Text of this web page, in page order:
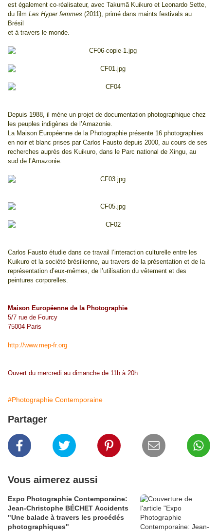
est également co-réalisateur, avec Takumã Kuikuro et Leonardo Sette,
du film Les Hyper femmes (2011), primé dans maints festivals au
Brésil
et à travers le monde.
Depuis 1988, il mène un projet de documentation photographique chez
les peuples indigènes de l’Amazonie.
La Maison Européenne de la Photographie présente 16 photographies
en noir et blanc prises par Carlos Fausto depuis 2000, au cours de ses
recherches auprès des Kuikuro, dans le Parc national de Xingu, au
sud de l’Amazonie.
Carlos Fausto étudie dans ce travail l’interaction culturelle entre les
Kuikuro et la société brésilienne, au travers de la présentation et de la
représentation d’eux-mêmes, de l’utilisation du vêtement et des
peintures corporelles.
Maison Européenne de la Photographie
5/7 rue de Fourcy
75004 Paris
http://www.mep-fr.org
Ouvert du mercredi au dimanche de 11h à 20h
#Photographie Contemporaine
Partager
Vous aimerez aussi
Expo Photographie Contemporaine:
Jean-Christophe BÉCHET Accidents
"Une balade à travers les procédés
photographiques"